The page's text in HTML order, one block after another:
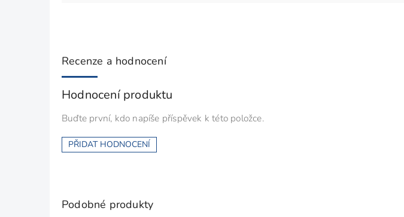
Recenze a hodnocení
Hodnocení produktu
Buďte první, kdo napíše příspěvek k této položce.
PŘIDAT HODNOCENÍ
Podobné produkty